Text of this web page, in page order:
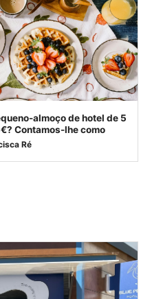
almoço de hotel de 5
Contamos-lhe como
Ré